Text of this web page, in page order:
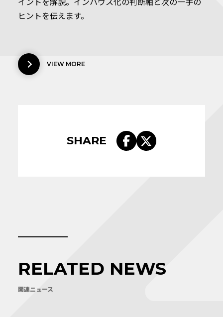
イントを解説。インハウス化の判断軸と次の一手の
ヒントを伝えます。
VIEW MORE
SHARE
RELATED NEWS
関連ニュース